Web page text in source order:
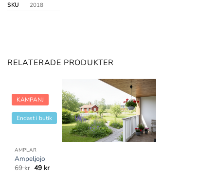
SKU
2018
RELATERADE PRODUKTER
KAMPANJ
Endast i butik
AMPLAR
Ampeljojo
69kr Det
49 krDet